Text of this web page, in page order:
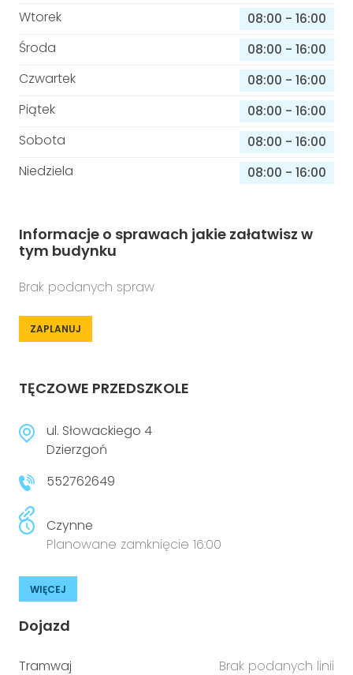
Wtorek
08:00 - 16:00
Środa
08:00 - 16:00
Czwartek
08:00 - 16:00
Piątek
08:00 - 16:00
Sobota
08:00 - 16:00
Niedziela
08:00 - 16:00
Informacje o sprawach jakie załatwisz w
tym budynku
Brak podanych spraw
ZAPLANUJ
TĘCZOWE PRZEDSZKOLE
ul. Słowackiego 4
Dzierzgoń
552762649
Czynne
Planowane zamknięcie 16:00
WIĘCEJ
Dojazd
Tramwaj Brak podanych linii